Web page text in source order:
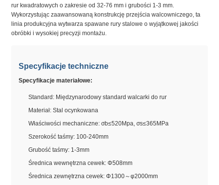
rur kwadratowych o zakresie od 32-76 mm i grubości 1-3 mm.
Wykorzystując zaawansowaną konstrukcję przejścia walcowniczego, ta
linia produkcyjna wytwarza spawane rury stalowe o wyjątkowej jakości
obróbki i wysokiej precyzji montażu.
Specyfikacje techniczne
Specyfikacje materiałowe:
Standard: Międzynarodowy standard walcarki do rur
Materiał: Stal ocynkowana
Właściwości mechaniczne: σb≤520Mpa, σs≤365MPa
Szerokość taśmy: 100-240mm
Grubość taśmy: 1-3mm
Średnica wewnętrzna cewek: Φ508mm
Średnica zewnętrzna cewek: Φ1300～φ2000mm